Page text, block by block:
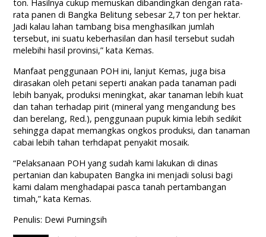
ton. Hasilnya cukup memuskan dibandingkan dengan rata-
rata panen di Bangka Belitung sebesar 2,7 ton per hektar.
Jadi kalau lahan tambang bisa menghasilkan jumlah
tersebut, ini suatu keberhasilan dan hasil tersebut sudah
melebihi hasil provinsi,” kata Kemas.
Manfaat penggunaan POH ini, lanjut Kemas, juga bisa
dirasakan oleh petani seperti anakan pada tanaman padi
lebih banyak, produksi meningkat, akar tanaman lebih kuat
dan tahan terhadap pirit (mineral yang mengandung bes
dan berelang, Red.), penggunaan pupuk kimia lebih sedikit
sehingga dapat memangkas ongkos produksi, dan tanaman
cabai lebih tahan terhdapat penyakit mosaik.
“Pelaksanaan POH yang sudah kami lakukan di dinas
pertanian dan kabupaten Bangka ini menjadi solusi bagi
kami dalam menghadapai pasca tanah pertambangan
timah,” kata Kemas.
Penulis: Dewi Purningsih